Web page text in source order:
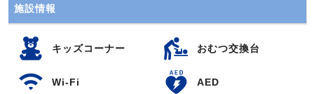
施設情報
キッズコーナー おむつ交換台
Wi-Fi AED